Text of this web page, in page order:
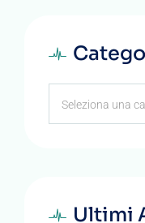
Seleziona una
Ultimi